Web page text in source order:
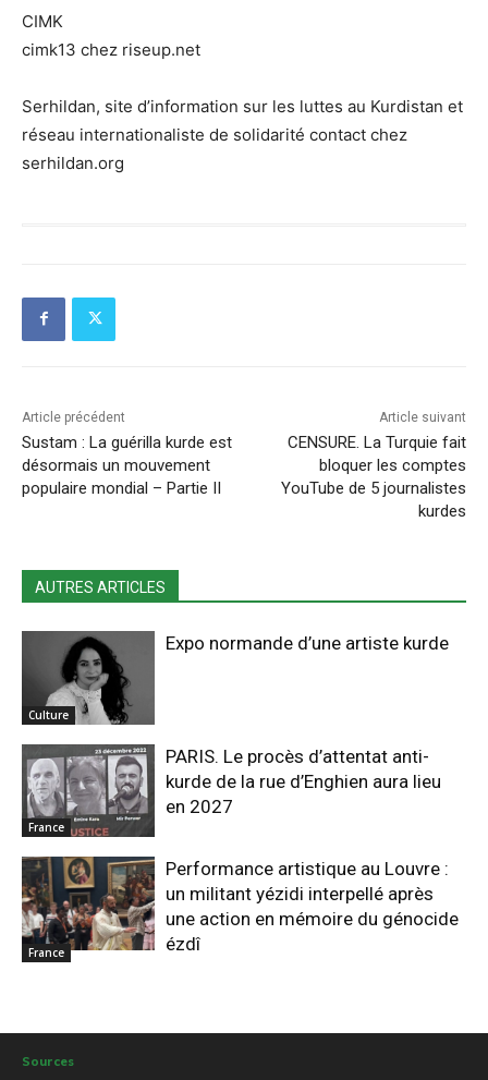
CIMK
cimk13 chez riseup.net
Serhildan, site d’information sur les luttes au Kurdistan et
réseau internationaliste de solidarité contact chez
serhildan.org
Article précédent
Sustam : La guérilla kurde est
désormais un mouvement
populaire mondial – Partie II
Article suivant
CENSURE. La Turquie fait
bloquer les comptes
YouTube de 5 journalistes
kurdes
AUTRES ARTICLES
Culture
Expo normande d’une artiste kurde
France
PARIS. Le procès d’attentat anti-
kurde de la rue d’Enghien aura lieu
en 2027
France
Performance artistique au Louvre :
un militant yézidi interpellé après
une action en mémoire du génocide
ézdî
Sources